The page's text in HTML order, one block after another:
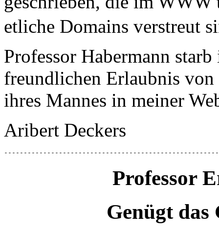
etliche Domains verstreut
Professor Habermann
freundlichen Erlaubnis
ihres Mannes in meiner
Aribert Deckers
Professor
Genügt das